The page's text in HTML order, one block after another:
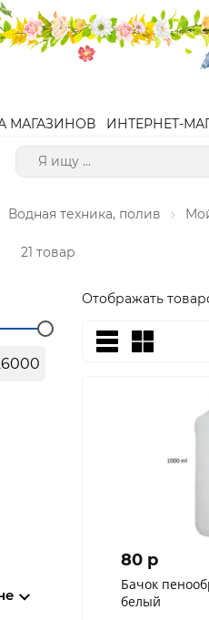
МАГАЗИНОВ ИНТЕРНЕТ-
Водная техника, полив
21 товар
Отображать
80 p
Бачок
белый